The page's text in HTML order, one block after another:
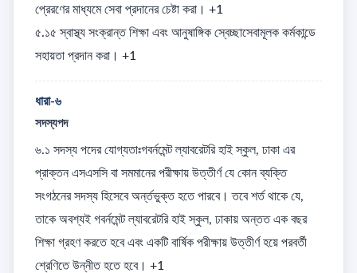
প্রেরণের মাধ্যমে সেবা প্রদানের চেষ্টা করা। +1
৫.১৫ স্বাস্থ্য সংক্রান্ত শিক্ষা এবং আনুষাঙ্গিক স্বেচ্ছাসেবামূলক কর্মকান্ডে
সহায়তা প্রদান করা। +1
ধারা-৬
সদস্যপদ
৬.১ সদস্য পদের যোগ্যতাঃগবর্নমেন্ট ল্যাবরেটরি হাই স্কুল, ঢাকা এর
প্রাক্তন এসএসসি বা সমমানের পরীক্ষায় উত্তীর্ণ যে কোন ব্যক্তি
সংগঠনের সদস্য হিসেবে অর্ন্তভুক্ত হতে পারবে। তবে শর্ত থাকে যে,
তাকে অবশ্যই গবর্নমেন্ট ল্যাবরেটরি হাই স্কুল, ঢাকায় অন্তত এক বছর
শিক্ষা গ্রহণ করতে হবে এবং একটি বার্ষিক পরীক্ষায় উত্তীর্ণ হয়ে পরবর্তী
শ্রেণিতে উন্নীত হতে হবে। +1